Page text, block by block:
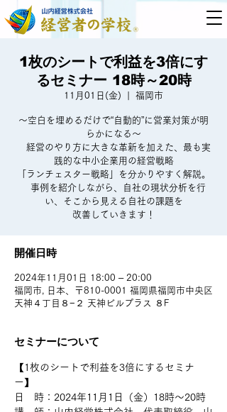
1枚のシートで利益を3倍にす
るセミナー 18時～20時
11月01日(金) 福岡市
～空白を埋めるだけで“自動的”に営業対策が明
らかになる～
経営のやり方に大きな革新を加えた、最も実
践的な中小企業用の経営戦略
「ランチェスター戦略」を分かりやすく解説。
事例を紹介しながら、自社の現状分析を行
い、そこから見える自社の課題を
改善していきます！
開催日時
2024年11月01日 18:00 – 20:00
福岡市, 日本、〒810-0001 福岡県福岡市中央区
天神４丁目８−２ 天神ビルプラス ８F
セミナーについて
【1枚のシートで利益を3倍にするセミナ
ー】
日　時：2024年11月1日（金）18時～20時